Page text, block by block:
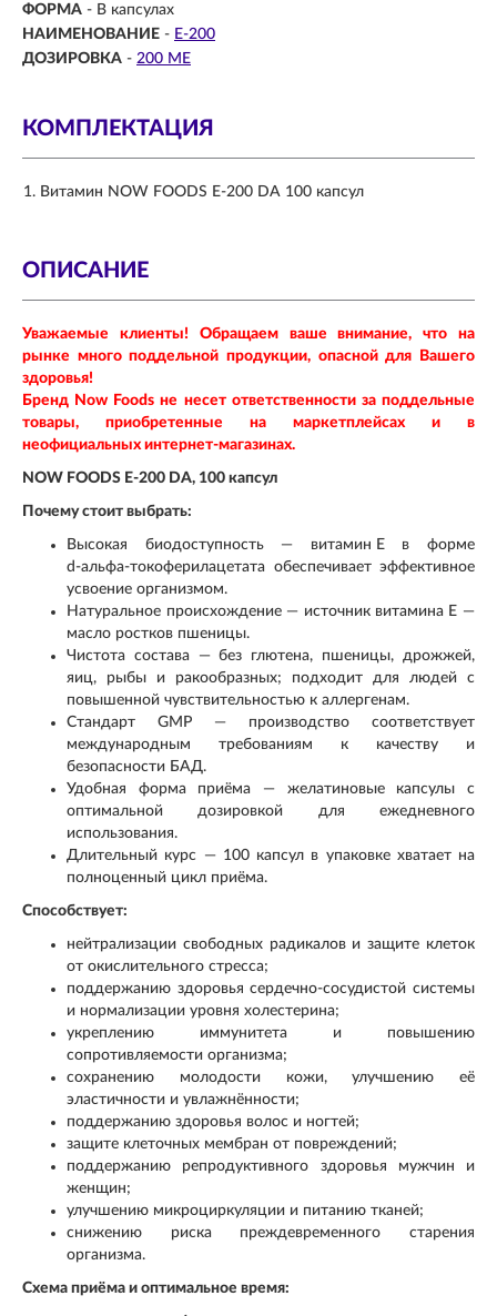
ФОРМА - В капсулах
НАИМЕНОВАНИЕ - E-200
ДОЗИРОВКА - 200 МЕ
КОМПЛЕКТАЦИЯ
Витамин NOW FOODS E-200 DA 100 капсул
ОПИСАНИЕ
Уважаемые клиенты! Обращаем ваше внимание, что на
рынке много поддельной продукции, опасной для Вашего
здоровья!
Бренд Now Foods не несет ответственности за поддельные
товары, приобретенные на маркетплейсах и в
неофициальных интернет-магазинах.
NOW FOODS E‑200 DA, 100 капсул
Почему стоит выбрать:
Высокая биодоступность — витамин E в форме
d‑альфа‑токоферилацетата обеспечивает эффективное
усвоение организмом.
Натуральное происхождение — источник витамина E —
масло ростков пшеницы.
Чистота состава — без глютена, пшеницы, дрожжей,
яиц, рыбы и ракообразных; подходит для людей с
повышенной чувствительностью к аллергенам.
Стандарт GMP — производство соответствует
международным требованиям к качеству и
безопасности БАД.
Удобная форма приёма — желатиновые капсулы с
оптимальной дозировкой для ежедневного
использования.
Длительный курс — 100 капсул в упаковке хватает на
полноценный цикл приёма.
Способствует:
нейтрализации свободных радикалов и защите клеток
от окислительного стресса;
поддержанию здоровья сердечно‑сосудистой системы
и нормализации уровня холестерина;
укреплению иммунитета и повышению
сопротивляемости организма;
сохранению молодости кожи, улучшению её
эластичности и увлажнённости;
поддержанию здоровья волос и ногтей;
защите клеточных мембран от повреждений;
поддержанию репродуктивного здоровья мужчин и
женщин;
улучшению микроциркуляции и питанию тканей;
снижению риска преждевременного старения
организма.
Схема приёма и оптимальное время: